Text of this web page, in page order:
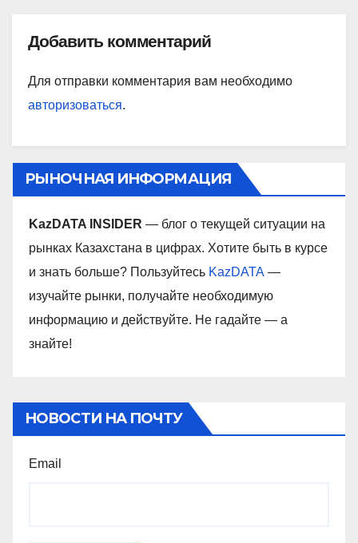
Добавить комментарий
Для отправки комментария вам необходимо
авторизоваться.
РЫНОЧНАЯ ИНФОРМАЦИЯ
KazDATA INSIDER — блог о текущей ситуации на
рынках Казахстана в цифрах. Хотите быть в курсе
и знать больше? Пользуйтесь KazDATA —
изучайте рынки, получайте необходимую
информацию и действуйте. Не гадайте — а
знайте!
НОВОСТИ НА ПОЧТУ
Email